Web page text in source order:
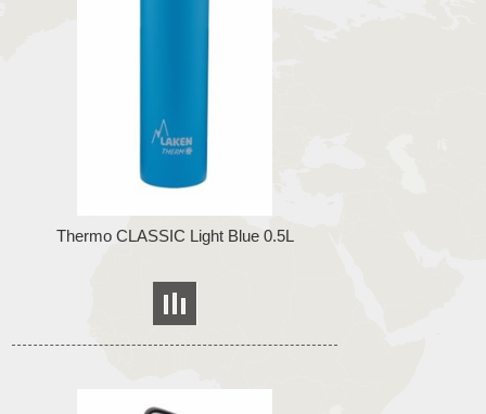
Thermo CLASSIC Light Blue 0.5L